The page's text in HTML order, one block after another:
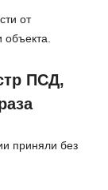
от
объекта.
ПСД,
приняли без